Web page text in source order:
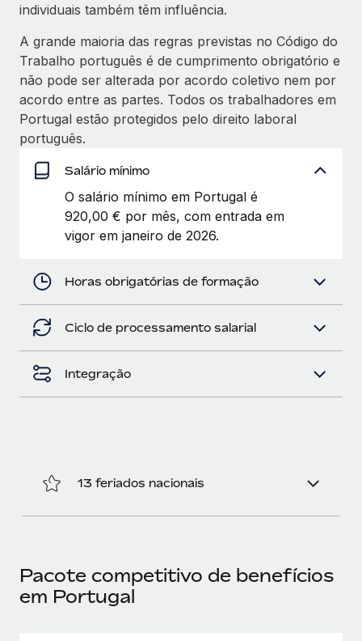
individuais também têm influência.
A grande maioria das regras previstas no Código do
Trabalho português é de cumprimento obrigatório e
não pode ser alterada por acordo coletivo nem por
acordo entre as partes. Todos os trabalhadores em
Portugal estão protegidos pelo direito laboral
português.
Salário mínimo
O salário mínimo em Portugal é
920,00 € por mês, com entrada em
vigor em janeiro de 2026.
Horas obrigatórias de formação
Ciclo de processamento salarial
Integração
13 feriados nacionais
Pacote competitivo de benefícios
em Portugal